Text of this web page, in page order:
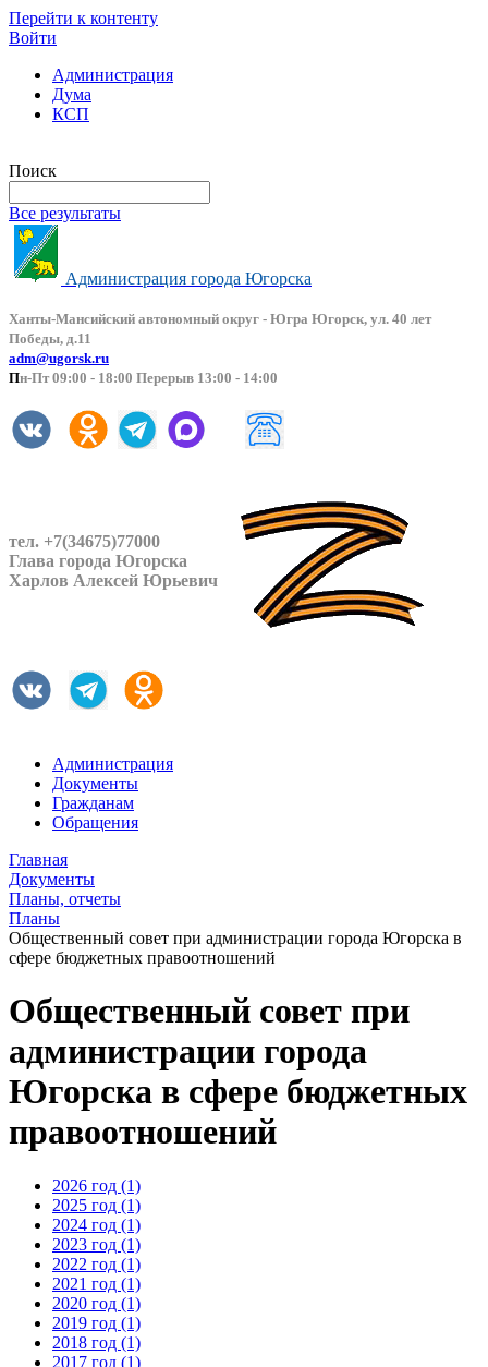
Перейти к контенту
Войти
Администрация
Дума
КСП
Поиск
Все результаты
Администрация города Югорска
Ханты-Мансийский автономный округ - Югра Югорск, ул. 40 лет
Победы, д.11
adm@ugorsk.ru
Пн-Пт 09:00 - 18:00 Перерыв 13:00 - 14:00
тел. +7(34675)77000
Глава города Югорска
Харлов Алексей Юрьевич
Администрация
Документы
Гражданам
Обращения
Главная
Документы
Планы, отчеты
Планы
Общественный совет при администрации города Югорска в
сфере бюджетных правоотношений
Общественный совет при
администрации города
Югорска в сфере бюджетных
правоотношений
2026 год (1)
2025 год (1)
2024 год (1)
2023 год (1)
2022 год (1)
2021 год (1)
2020 год (1)
2019 год (1)
2018 год (1)
2017 год (1)